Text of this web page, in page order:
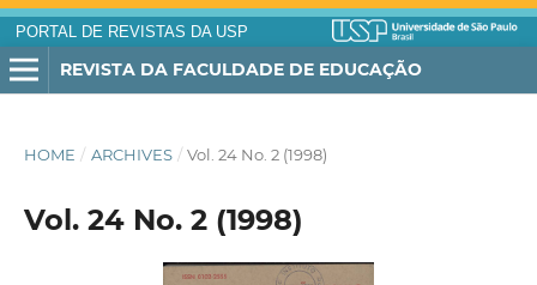
PORTAL DE REVISTAS DA USP
REVISTA DA FACULDADE DE EDUCAÇÃO
HOME / ARCHIVES / Vol. 24 No. 2 (1998)
Vol. 24 No. 2 (1998)